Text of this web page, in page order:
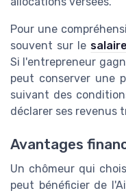
Pour une
souvent sur le
Si l'entrepreneur
peut conserver une
suivant des
déclarer ses revenus
Avantages
Un chômeur qui
peut bénéficier de